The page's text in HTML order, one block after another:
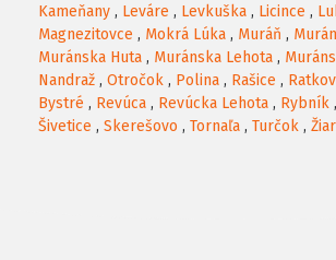
Kameňany , Leváre , Levkuška , Licince ,
Magnezitovce , Mokrá Lúka , Muráň ,
Muránska Huta , Muránska Lehota ,
Nandraž , Otročok , Polina , Rašice ,
Bystré , Revúca , Revúcka Lehota , Rybník ,
Šivetice , Skerešovo , Tornaľa , Turčok , Žiar